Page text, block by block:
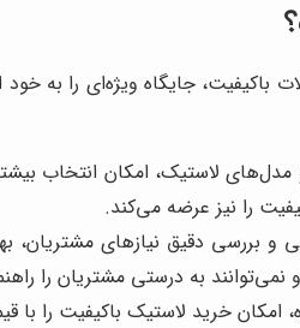
باکیفیت، جایگاه ویژه‌ای را به
مدل‌های لاستیک، امکان انتخاب
را نیز عرضه می‌کند.
بررسی دقیق نیازهای مشتریان،
به درستی مشتریان را
امکان خرید لاستیک باکیفیت را با